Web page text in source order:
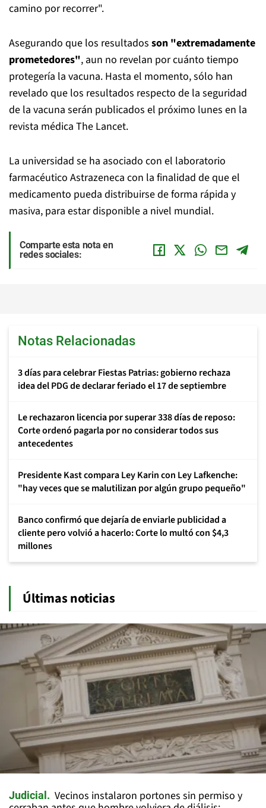
camino por recorrer".
Asegurando que los resultados son "extremadamente
prometedores", aun no revelan por cuánto tiempo
protegería la vacuna. Hasta el momento, sólo han
revelado que los resultados respecto de la seguridad
de la vacuna serán publicados el próximo lunes en la
revista médica The Lancet.
La universidad se ha asociado con el laboratorio
farmacéutico Astrazeneca con la finalidad de que el
medicamento pueda distribuirse de forma rápida y
masiva, para estar disponible a nivel mundial.
Comparte esta nota en
redes sociales:
Notas Relacionadas
3 días para celebrar Fiestas Patrias: gobierno rechaza
idea del PDG de declarar feriado el 17 de septiembre
Le rechazaron licencia por superar 338 días de reposo:
Corte ordenó pagarla por no considerar todos sus
antecedentes
Presidente Kast compara Ley Karin con Ley Lafkenche:
"hay veces que se malutilizan por algún grupo pequeño"
Banco confirmó que dejaría de enviarle publicidad a
cliente pero volvió a hacerlo: Corte lo multó con $4,3
millones
Últimas noticias
Judicial
Vecinos instalaron portones sin permiso y